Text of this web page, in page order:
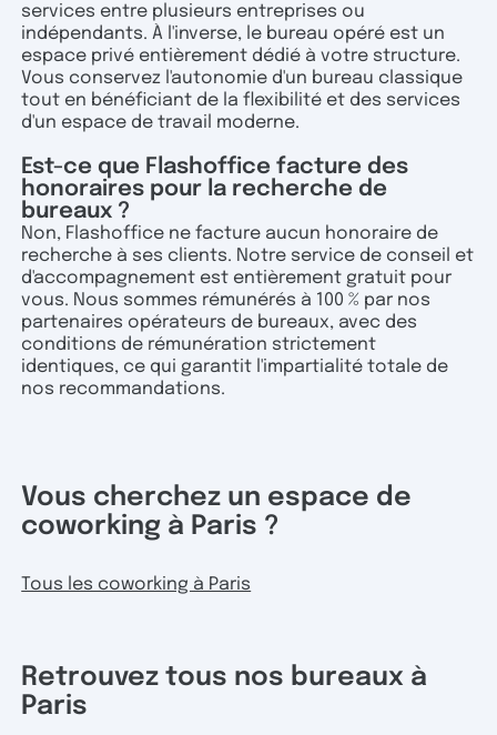
services entre plusieurs entreprises ou
indépendants. À l'inverse, le bureau opéré est un
espace privé entièrement dédié à votre structure.
Vous conservez l'autonomie d'un bureau classique
tout en bénéficiant de la flexibilité et des services
d'un espace de travail moderne.
Est-ce que Flashoffice facture des
honoraires pour la recherche de
bureaux ?
Non, Flashoffice ne facture aucun honoraire de
recherche à ses clients. Notre service de conseil et
d'accompagnement est entièrement gratuit pour
vous. Nous sommes rémunérés à 100 % par nos
partenaires opérateurs de bureaux, avec des
conditions de rémunération strictement
identiques, ce qui garantit l'impartialité totale de
nos recommandations.
Vous cherchez un espace de
coworking à Paris ?
Tous les coworking à Paris
Retrouvez tous nos bureaux à
Paris